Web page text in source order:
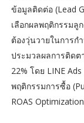
ข้อมูลติดต่อ (Lead
เลือกผลพฤติกรรมลู
ต้องวุ่นวายในการก
ประมวลผลการติดต
22% โดย LINE
พฤติกรรมการซื้อ
ROAS